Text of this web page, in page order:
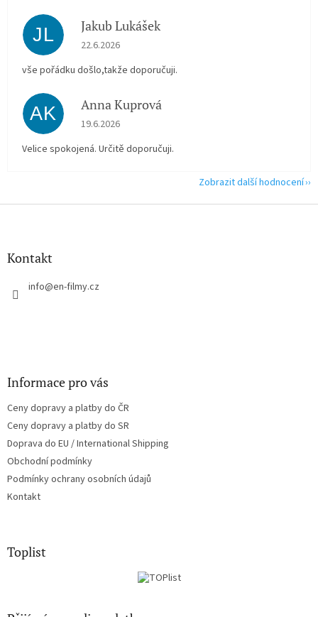
JL Jakub Lukášek
Hodnocení obchodu je 5 z 5 hvězdiček.
22.6.2026
vše pořádku došlo,takže doporučuji.
AK Anna Kuprová
Hodnocení obchodu je 5 z 5 hvězdiček.
19.6.2026
Velice spokojená. Určitě doporučuji.
Zobrazit další hodnocení
Z
Kontakt
info@en-filmy.cz
Informace pro vás
Ceny dopravy a platby do ČR
Ceny dopravy a platby do SR
Doprava do EU / International Shipping
Obchodní podmínky
Podmínky ochrany osobních údajů
Kontakt
Toplist